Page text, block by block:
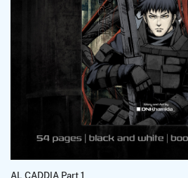
AL CADDIA Part 1